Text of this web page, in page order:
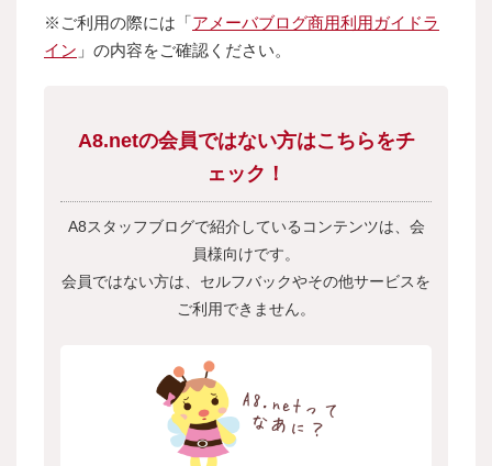
※ご利用の際には「アメーバブログ商用利用ガイドラ
イン 」の内容をご確認ください。
A8.netの会員ではない方はこちらをチ
ェック！
A8スタッフブログで紹介しているコンテンツは、会
員様向けです。
会員ではない方は、セルフバックやその他サービスを
ご利用できません。